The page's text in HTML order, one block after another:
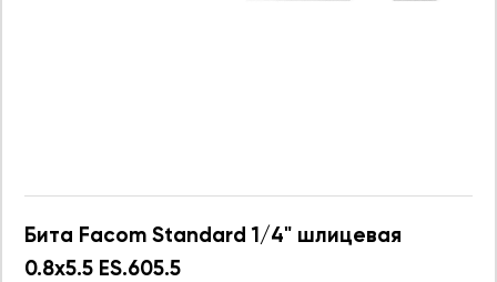
Бита Facom Standard 1/4" шлицевая
0.8x5.5 ES.605.5